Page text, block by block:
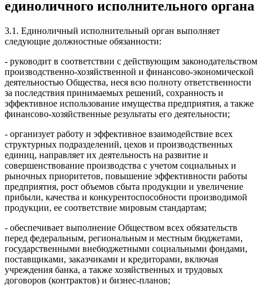
единоличного исполнительного органа
3.1. Единоличный исполнительный орган выполняет
следующие должностные обязанности:
- руководит в соответствии с действующим законодательством
производственно-хозяйственной и финансово-экономической
деятельностью Общества, неся всю полноту ответственности
за последствия принимаемых решений, сохранность и
эффективное использование имущества предприятия, а также
финансово-хозяйственные результаты его деятельности;
- организует работу и эффективное взаимодействие всех
структурных подразделений, цехов и производственных
единиц, направляет их деятельность на развитие и
совершенствование производства с учетом социальных и
рыночных приоритетов, повышение эффективности работы
предприятия, рост объемов сбыта продукции и увеличение
прибыли, качества и конкурентоспособности производимой
продукции, ее соответствие мировым стандартам;
- обеспечивает выполнение Обществом всех обязательств
перед федеральным, региональным и местным бюджетами,
государственными внебюджетными социальными фондами,
поставщиками, заказчиками и кредиторами, включая
учреждения банка, а также хозяйственных и трудовых
договоров (контрактов) и бизнес-планов;